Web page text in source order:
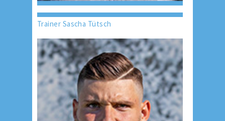
Trainer Sascha Tütsch